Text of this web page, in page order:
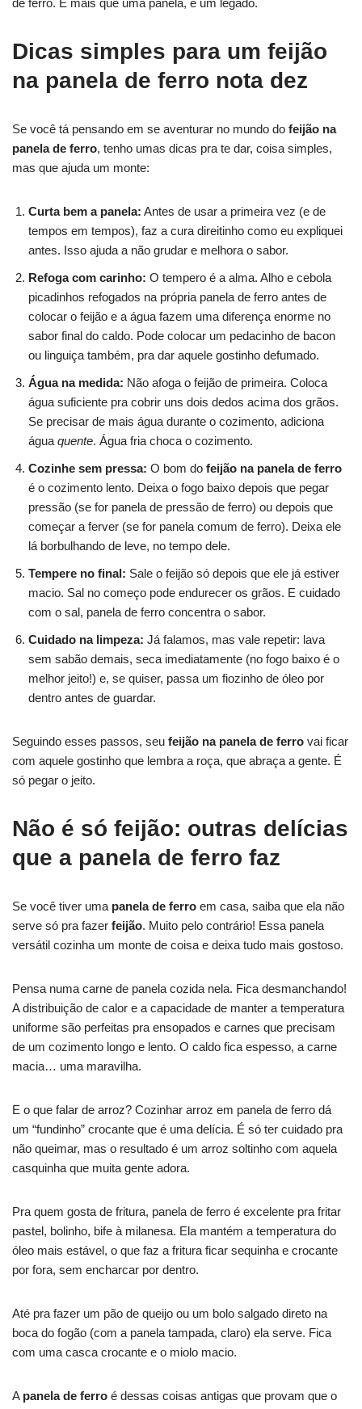
Dicas simples para um feijão
na panela de ferro nota dez
Se você tá pensando em se aventurar no mundo do feijão na
panela de ferro, tenho umas dicas pra te dar, coisa simples,
mas que ajuda um monte:
Curta bem a panela: Antes de usar a primeira vez (e de
tempos em tempos), faz a cura direitinho como eu expliquei
antes. Isso ajuda a não grudar e melhora o sabor.
Refoga com carinho: O tempero é a alma. Alho e cebola
picadinhos refogados na própria panela de ferro antes de
colocar o feijão e a água fazem uma diferença enorme no
sabor final do caldo. Pode colocar um pedacinho de bacon
ou linguiça também, pra dar aquele gostinho defumado.
Água na medida: Não afoga o feijão de primeira. Coloca
água suficiente pra cobrir uns dois dedos acima dos grãos.
Se precisar de mais água durante o cozimento, adiciona
água quente. Água fria choca o cozimento.
Cozinhe sem pressa: O bom do feijão na panela de ferro
é o cozimento lento. Deixa o fogo baixo depois que pegar
pressão (se for panela de pressão de ferro) ou depois que
começar a ferver (se for panela comum de ferro). Deixa ele
lá borbulhando de leve, no tempo dele.
Tempere no final: Sale o feijão só depois que ele já estiver
macio. Sal no começo pode endurecer os grãos. E cuidado
com o sal, panela de ferro concentra o sabor.
Cuidado na limpeza: Já falamos, mas vale repetir: lava
sem sabão demais, seca imediatamente (no fogo baixo é o
melhor jeito!) e, se quiser, passa um fiozinho de óleo por
dentro antes de guardar.
Seguindo esses passos, seu feijão na panela de ferro vai ficar
com aquele gostinho que lembra a roça, que abraça a gente. É
só pegar o jeito.
Não é só feijão: outras delícias
que a panela de ferro faz
Se você tiver uma panela de ferro em casa, saiba que ela não
serve só pra fazer feijão. Muito pelo contrário! Essa panela
versátil cozinha um monte de coisa e deixa tudo mais gostoso.
Pensa numa carne de panela cozida nela. Fica desmanchando!
A distribuição de calor e a capacidade de manter a temperatura
uniforme são perfeitas pra ensopados e carnes que precisam
de um cozimento longo e lento. O caldo fica espesso, a carne
macia… uma maravilha.
E o que falar de arroz? Cozinhar arroz em panela de ferro dá
um “fundinho” crocante que é uma delícia. É só ter cuidado pra
não queimar, mas o resultado é um arroz soltinho com aquela
casquinha que muita gente adora.
Pra quem gosta de fritura, panela de ferro é excelente pra fritar
pastel, bolinho, bife à milanesa. Ela mantém a temperatura do
óleo mais estável, o que faz a fritura ficar sequinha e crocante
por fora, sem encharcar por dentro.
Até pra fazer um pão de queijo ou um bolo salgado direto na
boca do fogão (com a panela tampada, claro) ela serve. Fica
com uma casca crocante e o miolo macio.
A panela de ferro é dessas coisas antigas que provam que o